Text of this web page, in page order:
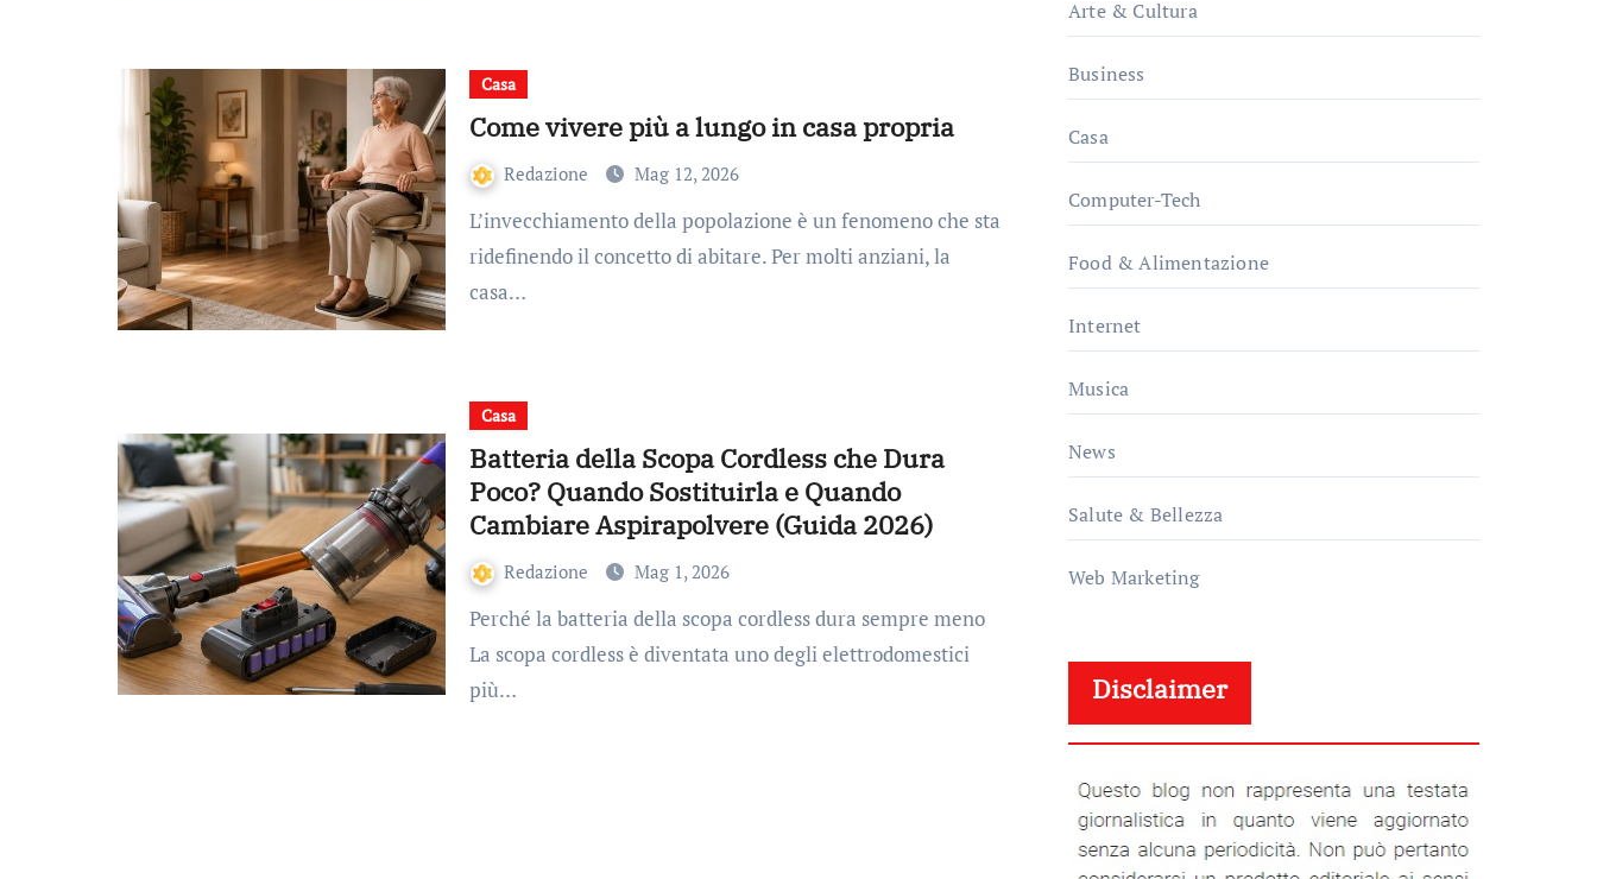
Casa
Come vivere più a lungo in casa propria
Redazione Mag 12, 2026
L’invecchiamento della popolazione è un fenomeno che sta
ridefinendo il concetto di abitare. Per molti anziani, la
casa…
Casa
Batteria della Scopa Cordless che Dura
Poco? Quando Sostituirla e Quando
Cambiare Aspirapolvere (Guida 2026)
Redazione Mag 1, 2026
Perché la batteria della scopa cordless dura sempre meno
La scopa cordless è diventata uno degli elettrodomestici
più…
Arte & Cultura
Business
Casa
Computer-Tech
Food & Alimentazione
Internet
Musica
News
Salute & Bellezza
Web Marketing
Disclaimer